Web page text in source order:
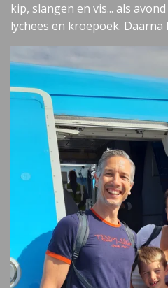
kip, slangen en vis... als
lychees en kroepoek.